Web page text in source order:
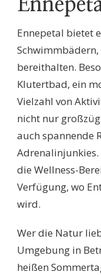
Ennepetal bietet
bereithalten.
Klutertbad, ein
Vielzahl von
nicht nur
auch spannende
Adrenalinjunkies.
die Wellness-
Verfügung, wo
wird.
Wer die Natur
Umgebung in
heißen